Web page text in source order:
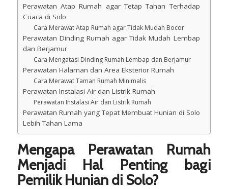
Perawatan Atap Rumah agar Tetap Tahan Terhadap
Cuaca di Solo
Cara Merawat Atap Rumah agar Tidak Mudah Bocor
Perawatan Dinding Rumah agar Tidak Mudah Lembap
dan Berjamur
Cara Mengatasi Dinding Rumah Lembap dan Berjamur
Perawatan Halaman dan Area Eksterior Rumah
Cara Merawat Taman Rumah Minimalis
Perawatan Instalasi Air dan Listrik Rumah
Perawatan Instalasi Air dan Listrik Rumah
Perawatan Rumah yang Tepat Membuat Hunian di Solo
Lebih Tahan Lama
Mengapa Perawatan Rumah
Menjadi Hal Penting bagi
Pemilik Hunian di Solo?